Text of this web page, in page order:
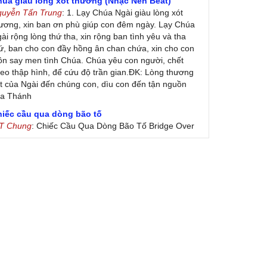
Tấn Trung: 1. Lạy Chúa Ngài giàu lòng xót
xin ban ơn phù giúp con đêm ngày. Lạy Chúa
rộng lòng thứ tha, xin rộng ban tình yêu và tha
ban cho con đầy hồng ân chan chứa, xin cho con
say men tình Chúa. Chúa yêu con người, chết
thập hình, để cứu độ trần gian.ĐK: Lòng thương
của Ngài đến chúng con, dìu con đến tận nguồn
Thánh
cầu qua dòng bão tố
Chung: Chiếc Cầu Qua Dòng Bão Tố Bridge Over
Water by Simon & Garfunkel (Released